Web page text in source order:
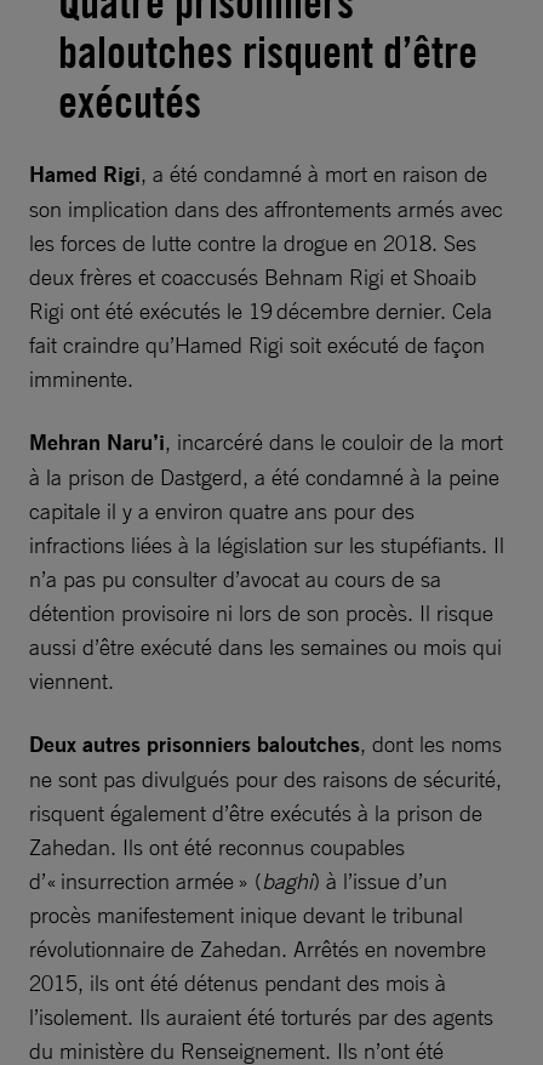
baloutches risquent d’être
exécutés
Hamed Rigi, a été condamné à mort en raison de
son implication dans des affrontements armés avec
les forces de lutte contre la drogue en 2018. Ses
deux frères et coaccusés Behnam Rigi et Shoaib
Rigi ont été exécutés le 19 décembre dernier. Cela
fait craindre qu’Hamed Rigi soit exécuté de façon
imminente.
Mehran Naru’i, incarcéré dans le couloir de la mort
à la prison de Dastgerd, a été condamné à la peine
capitale il y a environ quatre ans pour des
infractions liées à la législation sur les stupéfiants. Il
n’a pas pu consulter d’avocat au cours de sa
détention provisoire ni lors de son procès. Il risque
aussi d’être exécuté dans les semaines ou mois qui
viennent.
Deux autres prisonniers baloutches, dont les noms
ne sont pas divulgués pour des raisons de sécurité,
risquent également d’être exécutés à la prison de
Zahedan. Ils ont été reconnus coupables
d’« insurrection armée » (baghi) à l’issue d’un
procès manifestement inique devant le tribunal
révolutionnaire de Zahedan. Arrêtés en novembre
2015, ils ont été détenus pendant des mois à
l’isolement. Ils auraient été torturés par des agents
du ministère du Renseignement. Ils n’ont été